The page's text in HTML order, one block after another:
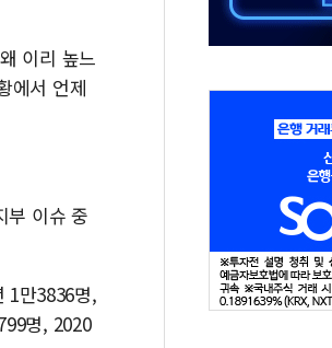
이리 높느
에서 언제
부 이슈 중
1만3836명,
명, 2020